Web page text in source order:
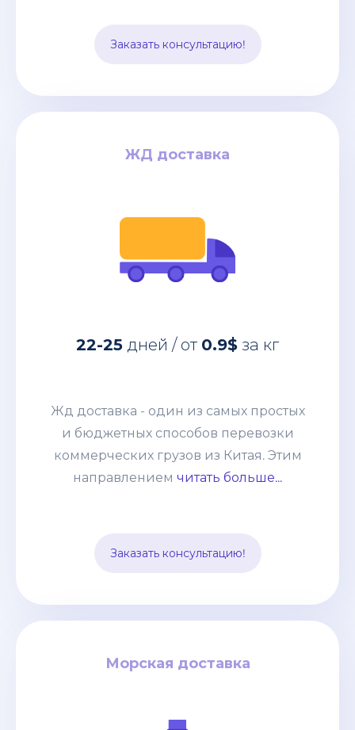
Заказать консультацию!
опта.
ЖД доставка
22-25 дней / от 0.9$ за кг
Жд доставка - один из самых простых
и бюджетных способов перевозки
коммерческих грузов из Китая. Этим
направлением читать больше...
Заказать консультацию!
ЖД доставка
22-25
дней / от
Жд доставка - один из самых простых
направлением мы возим от
небольших сборных грузов 100-200кг
до целых контейнеров. Развитая
система жд сообщения позволяет без
другими видами транспорта.
Морская доставка
Морская доставка